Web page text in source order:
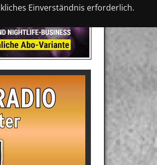
Einverständnis erforderlich.